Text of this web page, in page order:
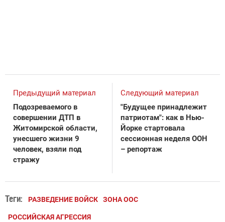
Предыдущий материал
Подозреваемого в
совершении ДТП в
Житомирской области,
унесшего жизни 9
человек, взяли под
стражу
Следующий материал
"Будущее принадлежит
патриотам": как в Нью-
Йорке стартовала
сессионная неделя ООН
– репортаж
Теги: РАЗВЕДЕНИЕ ВОЙСК ЗОНА ООС
РОССИЙСКАЯ АГРЕССИЯ